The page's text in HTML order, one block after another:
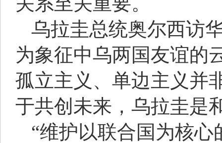
乌拉圭总统奥尔西访
为象征中乌两国友谊的
孤立主义、单边主义并
于共创未来，乌拉圭是
“维护以联合国为核